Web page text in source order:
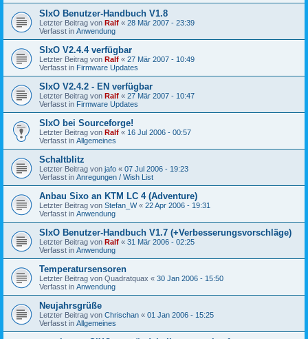
SIxO Benutzer-Handbuch V1.8
Letzter Beitrag von Ralf « 28 Mär 2007 - 23:39
Verfasst in Anwendung
SIxO V2.4.4 verfügbar
Letzter Beitrag von Ralf « 27 Mär 2007 - 10:49
Verfasst in Firmware Updates
SIxO V2.4.2 - EN verfügbar
Letzter Beitrag von Ralf « 27 Mär 2007 - 10:47
Verfasst in Firmware Updates
SIxO bei Sourceforge!
Letzter Beitrag von Ralf « 16 Jul 2006 - 00:57
Verfasst in Allgemeines
Schaltblitz
Letzter Beitrag von jafo « 07 Jul 2006 - 19:23
Verfasst in Anregungen / Wish List
Anbau Sixo an KTM LC 4 (Adventure)
Letzter Beitrag von Stefan_W« 22 Apr 2006 - 19:31
Verfasst in Anwendung
SIxO Benutzer-Handbuch V1.7 (+Verbesserungsvorschläge)
Letzter Beitrag von Ralf « 31 Mär 2006 - 02:25
Verfasst in Anwendung
Temperatursensoren
Letzter Beitrag von Quadratquax « 30 Jan 2006 - 15:50
Verfasst in Anwendung
Neujahrsgrüße
Letzter Beitrag von Chrischan « 01 Jan 2006 - 15:25
Verfasst in Allgemeines